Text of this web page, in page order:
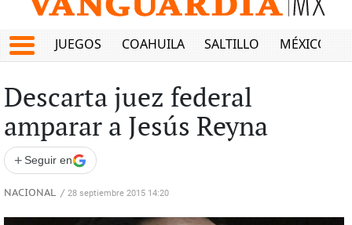
JUEGOS COAHUILA SALTILLO MÉXICO
Descarta juez federal
amparar a Jesús Reyna
+ Seguir en
NACIONAL / 28 septiembre 2015 14:20